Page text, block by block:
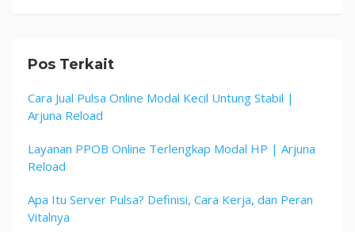
Pos Terkait
Cara Jual Pulsa Online Modal Kecil Untung Stabil |
Arjuna Reload
Layanan PPOB Online Terlengkap Modal HP | Arjuna
Reload
Apa Itu Server Pulsa? Definisi, Cara Kerja, dan Peran
Vitalnya